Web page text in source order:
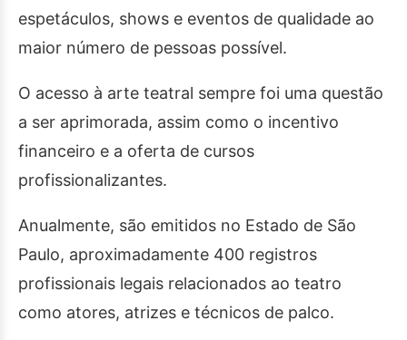
espetáculos, shows e eventos de qualidade ao
maior número de pessoas possível.
O acesso à arte teatral sempre foi uma questão
a ser aprimorada, assim como o incentivo
financeiro e a oferta de cursos
profissionalizantes.
Anualmente, são emitidos no Estado de São
Paulo, aproximadamente 400 registros
profissionais legais relacionados ao teatro
como atores, atrizes e técnicos de palco.